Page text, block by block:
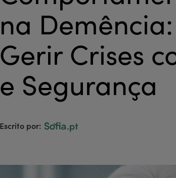
na
Gerir Crises
e Segurança
Escrito por: